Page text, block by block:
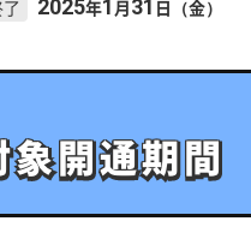
2025年1 月31 日（金）
象開通期間
象開通期間